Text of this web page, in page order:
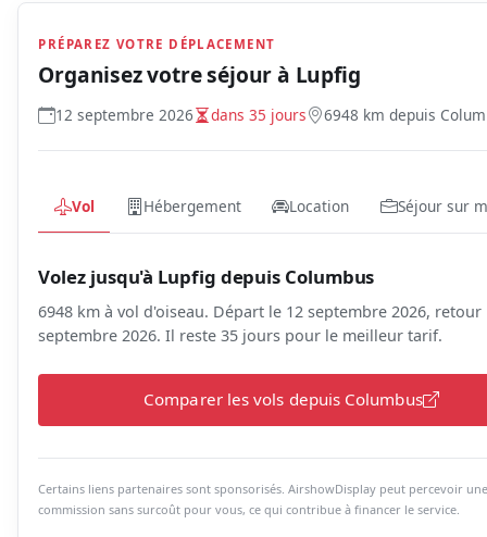
PRÉPAREZ VOTRE DÉPLACEMENT
Organisez votre séjour à Lupfig
12 septembre 2026 dans 35 jours 6948 km depuis
Vol Hébergement Location Séjour sur
Volez jusqu'à Lupfig depuis Columbus
6948 km à vol d'oiseau. Départ le 12 septembre 2026, retour
septembre 2026. Il reste 35 jours pour le meilleur tarif.
Comparer les vols depuis Columbus
Certains liens partenaires sont sponsorisés. AirshowDisplay peut percevoir
commission sans surcoût pour vous, ce qui contribue à financer le service.